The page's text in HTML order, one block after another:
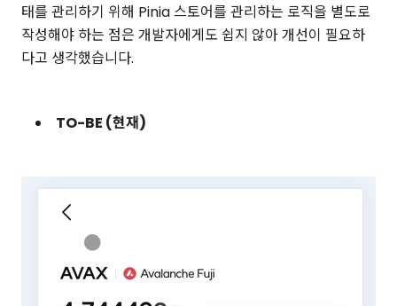
태를 관리하기 위해 Pinia 스토어를 관리하는 로직을 별도로
작성해야 하는 점은 개발자에게도 쉽지 않아 개선이 필요하
다고 생각했습니다.
TO-BE (현재)